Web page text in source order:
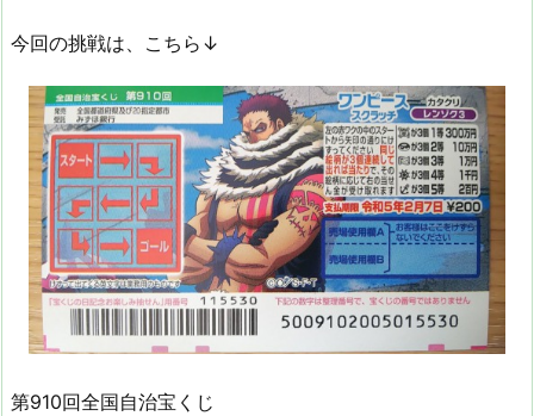
今回の挑戦は、こちら↓
第910回全国自治宝くじ